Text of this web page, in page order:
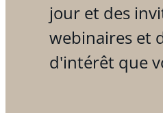
jour et des
webinaires et
d'intérêt que